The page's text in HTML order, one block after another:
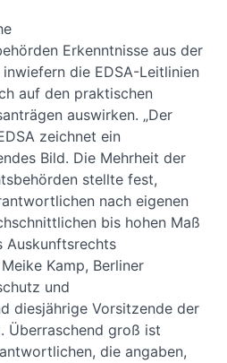
Erkenntnisse aus der
die EDSA-Leitlinien
auf den praktischen
auswirken. „Der
zeichnet ein
Bild. Die Mehrheit der
stellte fest,
nach eigenen
bis hohen Maß
Auskunftsrechts
Kamp, Berliner
und
diesjährige Vorsitzende der
Überraschend groß ist
die angaben,